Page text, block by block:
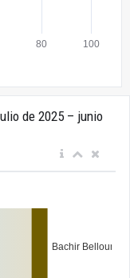
de 2025 – junio